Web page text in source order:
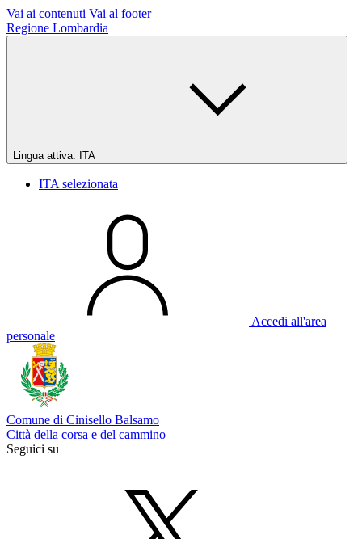
Vai ai contenuti Vai al footer
Regione Lombardia
Lingua attiva: ITA
ITA selezionata
Accedi all'area
personale
Comune di Cinisello Balsamo
Città della corsa e del cammino
Seguici su